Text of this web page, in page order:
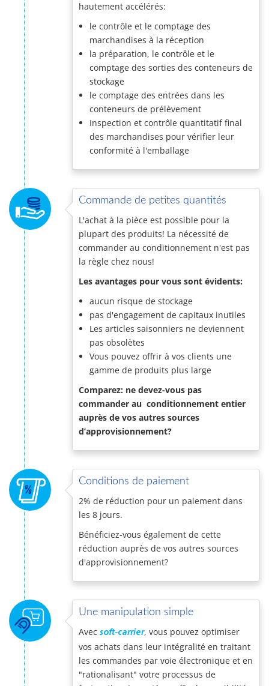
hautement accélérés:
le contrôle et le comptage des
marchandises à la réception
la préparation, le contrôle et le
comptage des sorties des conteneurs de
stockage
le comptage des entrées dans les
conteneurs de prélèvement
Inspection et contrôle quantitatif final
des marchandises pour vérifier leur
conformité à l'emballage
Commande de petites quantités
L'achat à la pièce est possible pour la
plupart des produits! La nécessité de
commander au conditionnement n'est pas
la règle chez nous!
Les avantages pour vous sont évidents:
aucun risque de stockage
pas d'engagement de capitaux inutiles
Les articles saisonniers ne deviennent
pas obsolètes
Vous pouvez offrir à vos clients une
gamme de produits plus large
Comparez: ne devez-vous pas
commander au conditionnement entier
auprès de vos autres sources
d’approvisionnement?
Conditions de paiement
2% de réduction pour un paiement dans
les 8 jours.
Bénéficiez-vous également de cette
réduction auprès de vos autres sources
d'approvisionnement?
Une manipulation simple
Avec soft-carrier, vous pouvez optimiser
vos achats dans leur intégralité en traitant
les commandes par voie électronique et en
"rationalisant" votre processus de